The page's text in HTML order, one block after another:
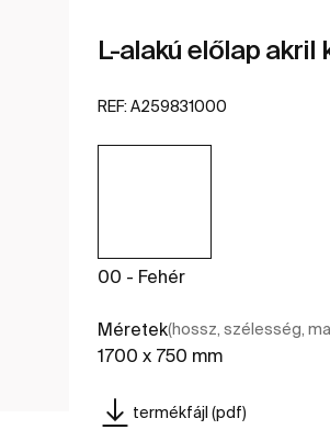
L-alakú előlap akril
REF: A259831000
00 - Fehér
Méretek(hossz, szélesség,
1700 x 750 mm
termékfájl (pdf)